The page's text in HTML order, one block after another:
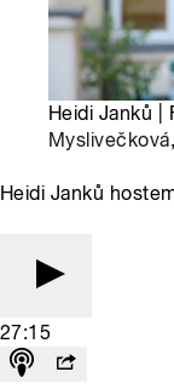
Heidi Janků |
Myslivečková
Heidi Janků
27:15